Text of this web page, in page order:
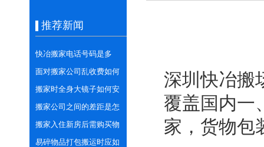
推荐新闻
快冶搬家电话号码是多
少？需提前预定车辆吗？
面对搬家公司乱收费如何
正确应对和处理？
搬家时全身大镜子如何安
全搬运打包？
搬家公司之间的差距是怎
样的？
搬家入住新房后需购买物
品的清单
易碎物品打包搬运时应如
深圳快冶搬
覆盖国内一
家，货物包